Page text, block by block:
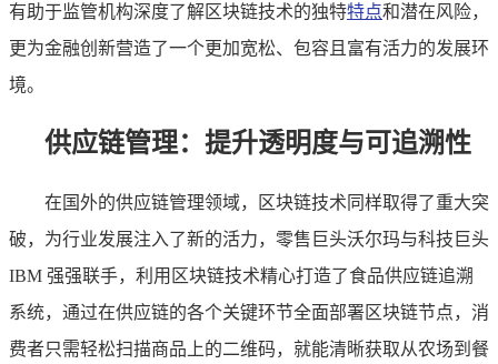
有助于监管机构深度了解区块链技术的独特特点和潜在风险，
更为金融创新营造了一个更加宽松、包容且富有活力的发展环
境。
供应链管理：提升透明度与可追溯性
在国外的供应链管理领域，区块链技术同样取得了重大突
破，为行业发展注入了新的活力，零售巨头沃尔玛与科技巨头
IBM 强强联手，利用区块链技术精心打造了食品供应链追溯
系统，通过在供应链的各个关键环节全面部署区块链节点，消
费者只需轻松扫描商品上的二维码，就能清晰获取从农场到餐